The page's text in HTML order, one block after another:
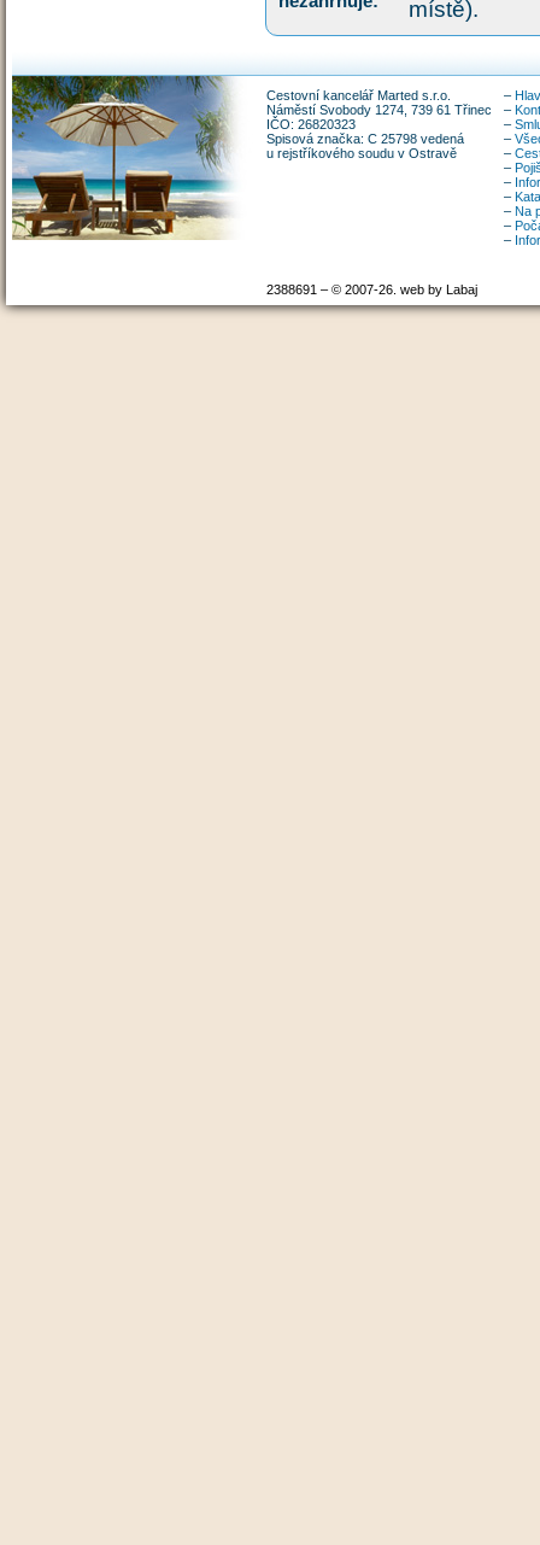
místě).
Cestovní kancelář Marted s.r.o.
Náměstí Svobody 1274, 739 61 Třinec
IČO: 26820323
Spisová značka: C 25798 vedená
u rejstříkového soudu v Ostravě
2388691 – © 2007-26. web by Labaj
–
–
–
–
–
–
–
–
– Na
–
–